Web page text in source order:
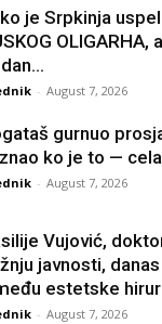
je Srpkinja
OLIGARHA,
- August 7, 2026
gurnuo
ko je to —
- August 7, 2026
Vujović,
javnosti,
estetske
- August 7, 2026